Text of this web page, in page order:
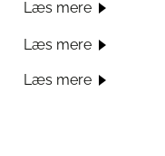
Læs mere
Læs mere
Læs mere